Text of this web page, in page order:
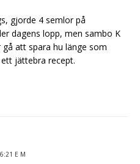
gjorde 4 semlor på
dagens lopp, men sambo K
att spara hu länge som
jättebra recept.
E M